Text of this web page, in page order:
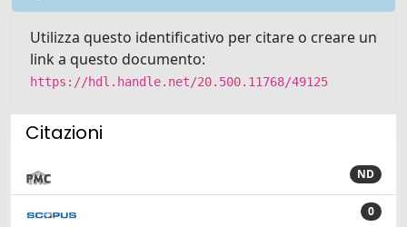
Utilizza questo identificativo per citare o creare un
link a questo documento:
https://hdl.handle.net/20.500.11768/49125
Citazioni
ND
0